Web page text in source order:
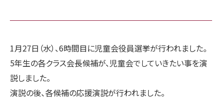
1月27日（水）、6時間目に児童会役員選挙が行われました。
5年生の各クラス会長候補が、児童会でしていきたい事を演
説しました。
演説の後、各候補の応援演説が行われました。